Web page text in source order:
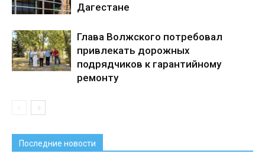
Дагестане
Глава Волжского потребовал
привлекать дорожных
подрядчиков к гарантийному
ремонту
Последние новости